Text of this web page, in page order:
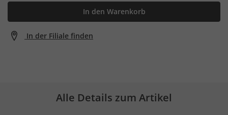
In den Warenkorb
In der Filiale finden
Alle Details zum Artikel